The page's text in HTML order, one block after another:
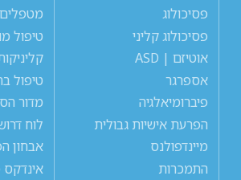
פסיכולוג
פסיכולוג קליני
אוטיזם | ASD
אספרגר
פיברומיאלגיה
הפרעת אישיות גבולית
מיינדפולנס
התמכרות
מטפלים
טיפול
טיפול
מדור
לוח
אבחון